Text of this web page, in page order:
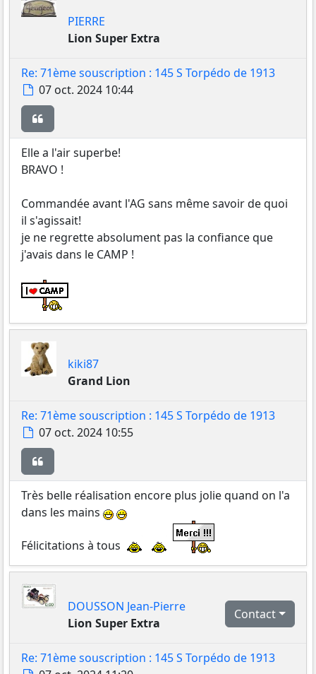
PIERRE
Lion Super Extra
Re: 71ème souscription : 145 S Torpédo de 1913
Message
07 oct. 2024 10:44
Elle a l'air superbe!
BRAVO !
Commandée avant l'AG sans même savoir de quoi
il s'agissait!
je ne regrette absolument pas la confiance que
j'avais dans le CAMP !
kiki87
Grand Lion
Re: 71ème souscription : 145 S Torpédo de 1913
Message
07 oct. 2024 10:55
Très belle réalisation encore plus jolie quand on l'a
dans les mains
Félicitations à tous
DOUSSON Jean-Pierre
Lion Super Extra
Contact
Re: 71ème souscription : 145 S Torpédo de 1913